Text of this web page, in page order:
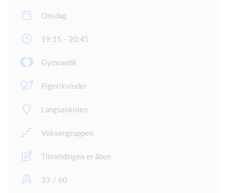
Onsdag
19:15 - 20:45
Gymnastik
Piger/kvinder
Langsøskolen
Voksengruppen
Tilmeldingen er åben
33 / 60